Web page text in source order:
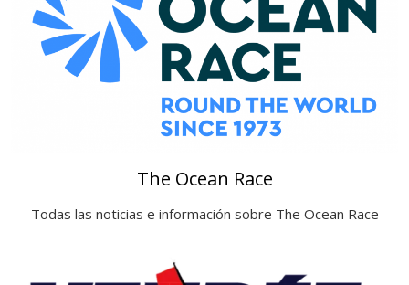
The Ocean Race
Todas las noticias e información sobre The Ocean Race